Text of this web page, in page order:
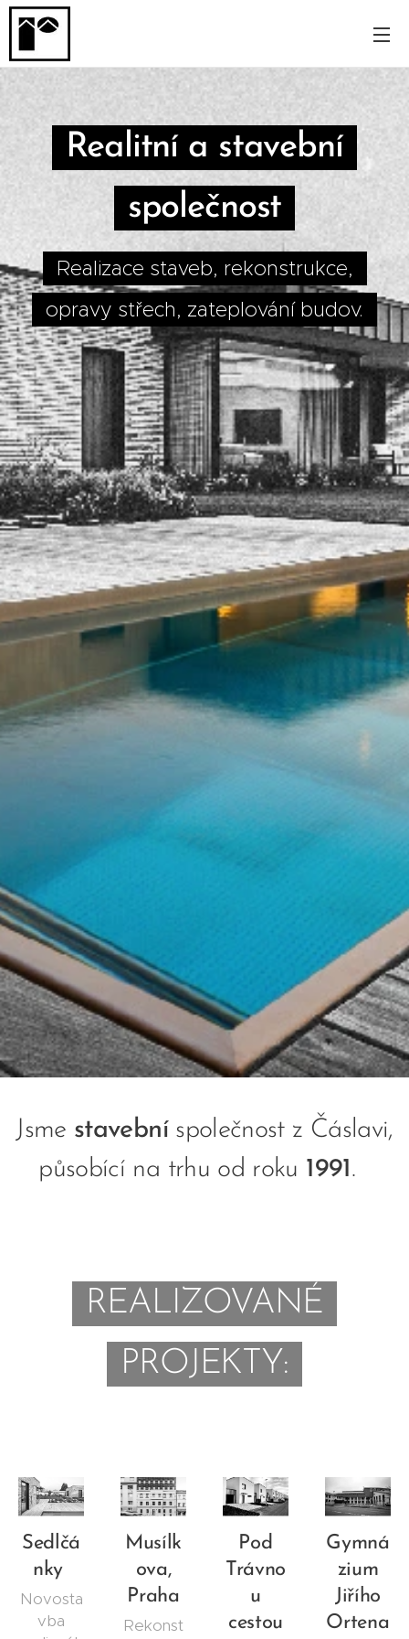
Realitní a stavební
společnost
Realizace staveb, rekonstrukce,
opravy střech, zateplování budov.
Jsme stavebníspolečnost z Čáslavi,
působící na trhu od roku 1991 .
REALIZOVANÉ
PROJEKTY:
Sedlčá
nky
Novosta
vba
Musílk
ova,
Praha
Rekonst
Pod
Trávno
u
cestou
Gymná
zium
Jiřího
Ortena